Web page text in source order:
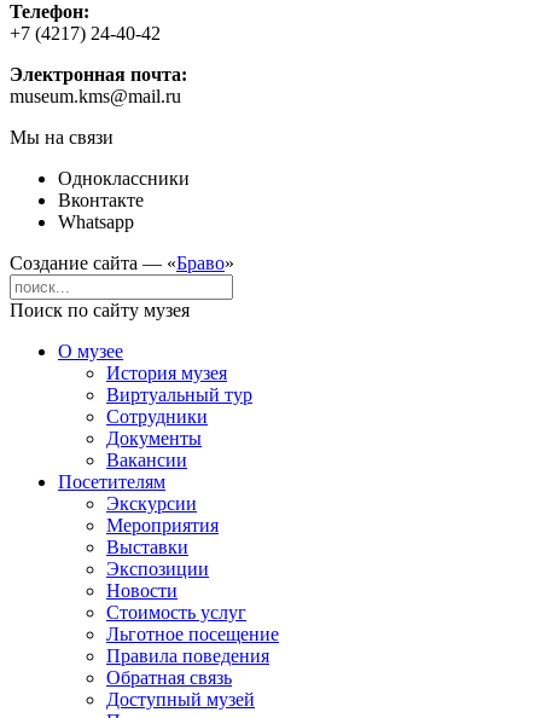
Телефон:
+7 (4217) 24-40-42
Электронная почта:
museum.kms@mail.ru
Мы на связи
Одноклассники
Вконтакте
Whatsapp
Создание сайта — «Браво»
Поиск по сайту музея
О музее
История музея
Виртуальный тур
Сотрудники
Документы
Вакансии
Посетителям
Экскурсии
Мероприятия
Выставки
Экспозиции
Новости
Стоимость услуг
Льготное посещение
Правила поведения
Обратная связь
Доступный музей